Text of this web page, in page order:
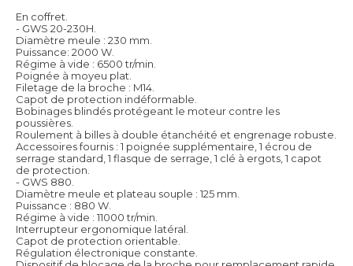
En coffret.
- GWS 20-230H.
Diamètre meule : 230 mm.
Puissance: 2000 W.
Régime à vide : 6500 tr/min.
Poignée à moyeu plat.
Filetage de la broche : M14.
Capot de protection indéformable.
Bobinages blindés protégeant le moteur contre les
poussières.
Roulement à billes à double étanchéité et engrenage robuste.
Accessoires fournis : 1 poignée supplémentaire, 1 écrou de
serrage standard, 1 flasque de serrage, 1 clé à ergots, 1 capot
de protection.
- GWS 880.
Diamètre meule et plateau souple : 125 mm.
Puissance : 880 W.
Régime à vide : 11000 tr/min.
Interrupteur ergonomique latéral.
Capot de protection orientable.
Régulation électronique constante.